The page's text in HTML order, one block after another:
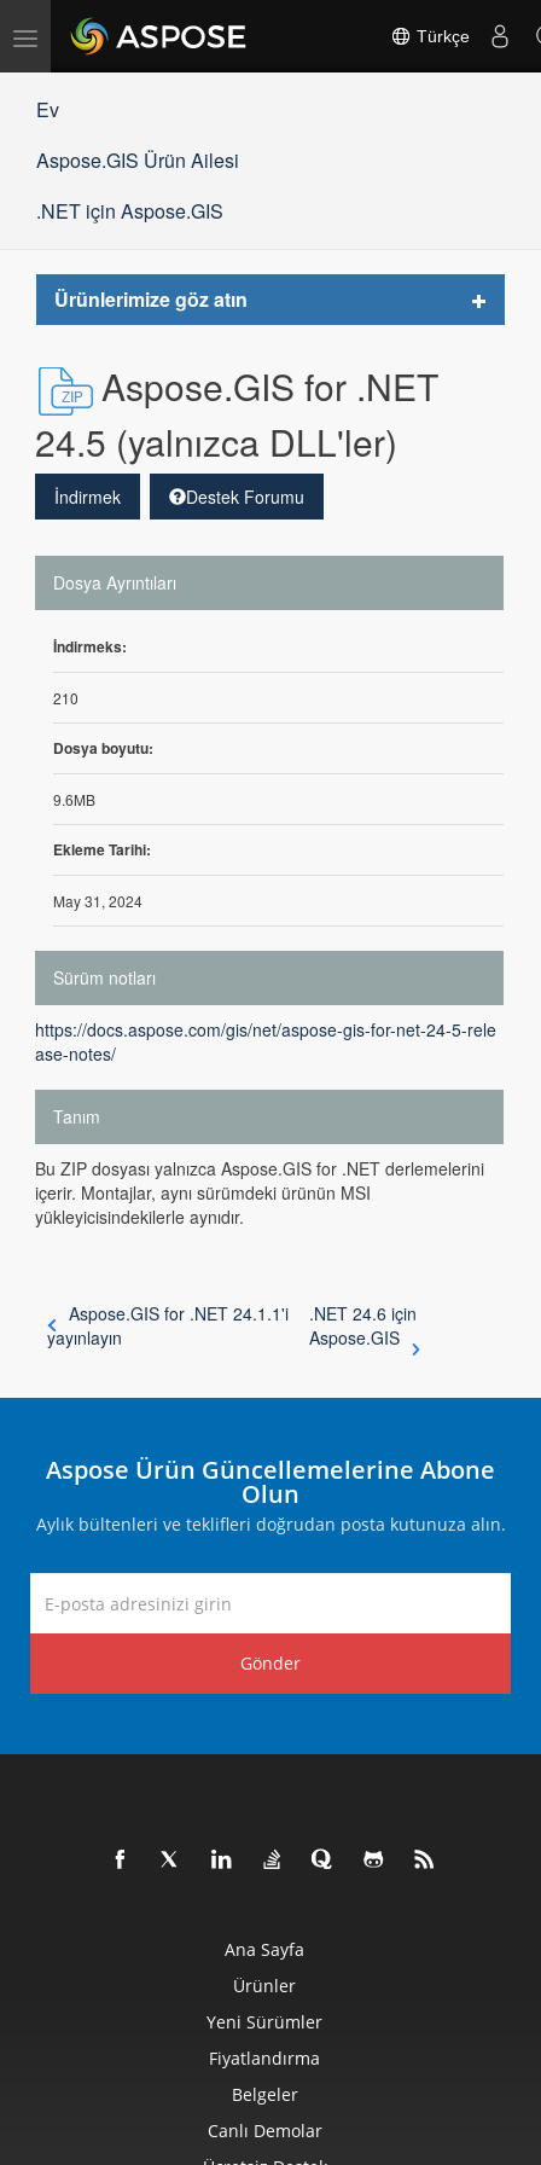
Gezinmeyi
Türkçe
Ev
Aspose.GIS Ürün Ailesi
.NET için Aspose.GIS
Ürünlerimize göz atın
Toggle
Aspose.GIS for .NET
24.5 (yalnızca DLL'ler)
İndirmek Destek Forumu
Dosya Ayrıntıları
İndirmeks:
210
Dosya boyutu:
9.6MB
Ekleme Tarihi:
May 31, 2024
Sürüm notları
https://docs.aspose.com/gis/net/aspose-gis-for-net-24-5-rele
ase-notes/
Tanım
Bu ZIP dosyası yalnızca Aspose.GIS for .NET derlemelerini
içerir. Montajlar, aynı sürümdeki ürünün MSI
yükleyicisindekilerle aynıdır.
Aspose.GIS for .NET 24.1.1'i
yayınlayın
.NET 24.6 için
Aspose.GIS
Aspose Ürün Güncellemelerine Abone
Olun
Aylık bültenleri ve teklifleri doğrudan posta kutunuza alın.
Gönder
Ana Sayfa
Ürünler
Yeni Sürümler
Fiyatlandırma
Belgeler
Canlı Demolar